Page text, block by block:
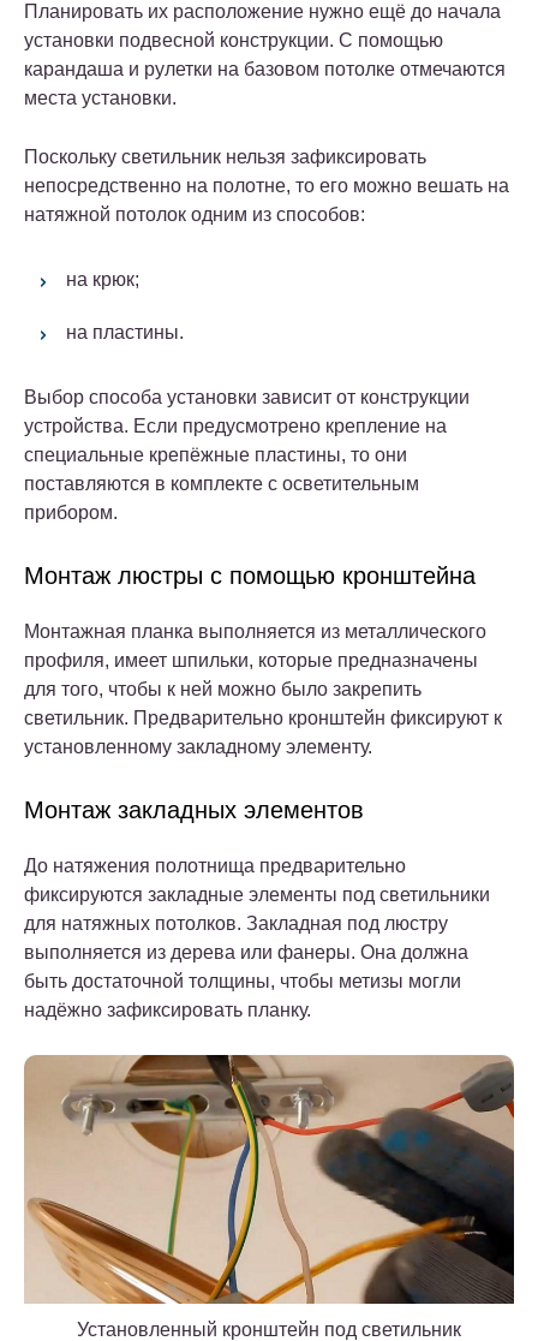
Планировать их расположение нужно ещё до начала
установки подвесной конструкции. С помощью
карандаша и рулетки на базовом потолке отмечаются
места установки.
Поскольку светильник нельзя зафиксировать
непосредственно на полотне, то его можно вешать на
натяжной потолок одним из способов:
на крюк;
на пластины.
Выбор способа установки зависит от конструкции
устройства. Если предусмотрено крепление на
специальные крепёжные пластины, то они
поставляются в комплекте с осветительным
прибором.
Монтаж люстры с помощью кронштейна
Монтажная планка выполняется из металлического
профиля, имеет шпильки, которые предназначены
для того, чтобы к ней можно было закрепить
светильник. Предварительно кронштейн фиксируют к
установленному закладному элементу.
Монтаж закладных элементов
До натяжения полотнища предварительно
фиксируются закладные элементы под светильники
для натяжных потолков. Закладная под люстру
выполняется из дерева или фанеры. Она должна
быть достаточной толщины, чтобы метизы могли
надёжно зафиксировать планку.
Установленный кронштейн под светильник